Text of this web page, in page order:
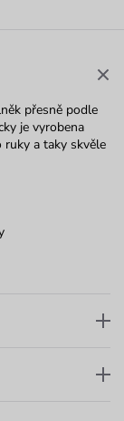
přesně podle
je vyrobena
ruky a taky skvěle